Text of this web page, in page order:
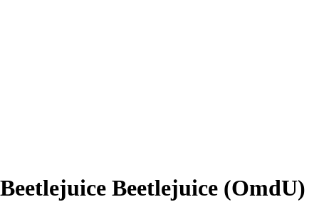
Beetlejuice Beetlejuice (OmdU)